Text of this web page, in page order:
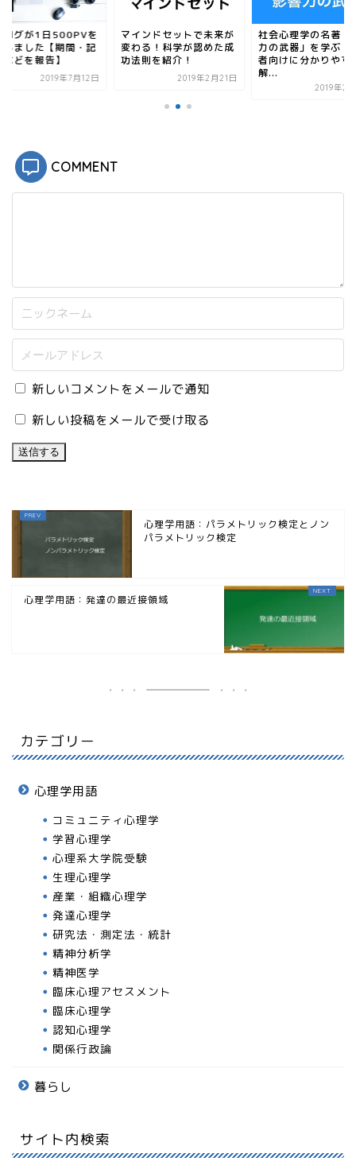
開
き
ま
す
)
い
し
い
ウ
ン
ド
ログが1日500PVを
しました【期間・記
どを報告】
2019年7月12日
マインドセットで未来が
変わる！科学が認めた成
功法則を紹介！
2019年2月21日
社会心理学の名著「
力の武器」を学ぶ！
者向けに分かりやす
解...
2019年2
COMMENT
新しいコメントをメールで通知
新しい投稿をメールで受け取る
心理学用語：パラメトリック検定とノン
パラメトリック検定
心理学用語：発達の最近接領域
カテゴリー
心理学用語
コミュニティ心理学
学習心理学
心理系大学院受験
生理心理学
産業・組織心理学
発達心理学
研究法・測定法・統計
精神分析学
精神医学
臨床心理アセスメント
臨床心理学
認知心理学
関係行政論
暮らし
サイト内検索